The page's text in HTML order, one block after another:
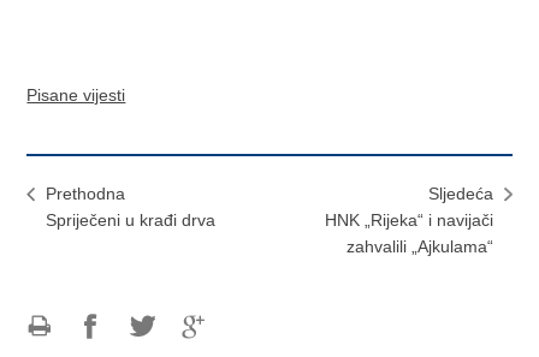
Pisane vijesti
Prethodna
Spriječeni u krađi drva
Sljedeća
HNK „Rijeka“ i navijači
zahvalili „Ajkulama“